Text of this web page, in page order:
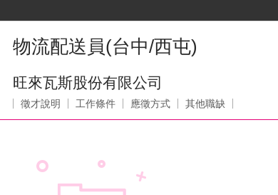
物流配送員(台中/西屯)
旺來瓦斯股份有限公司
徵才說明 工作條件 應徵方式 其他職缺